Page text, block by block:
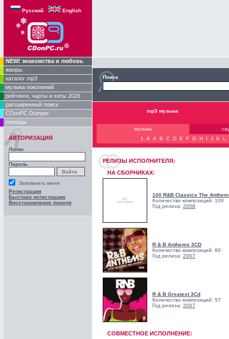
Русский English
NEW! знакомства и любовь
жанры
каталог mp3
музыка поколений
рейтинги, чарты и хиты 2026
расширенный поиск
CDonPC Dumper
помощь
АВТОРИЗАЦИЯ
Логин
Пароль
Запомнить меня
Регистрация
Быстрая регистрация
Восстановление пароля
Поиск
mp3 музыка
музыка
1..9
A B C D E F G H I J K L
РЕЛИЗЫ ИCПОЛНИТЕЛЯ:
НА СБОРНИКАХ:
100 R&B Classics The
Количество композиций: 100
Год релиза: 2008
R & B Anthems 3CD
Количество композиций: 60
Год релиза: 2007
R & B Greatest 3Cd
Количество композиций: 57
Год релиза: 2007
СОВМЕСТНОЕ ИСПОЛНЕНИЕ: